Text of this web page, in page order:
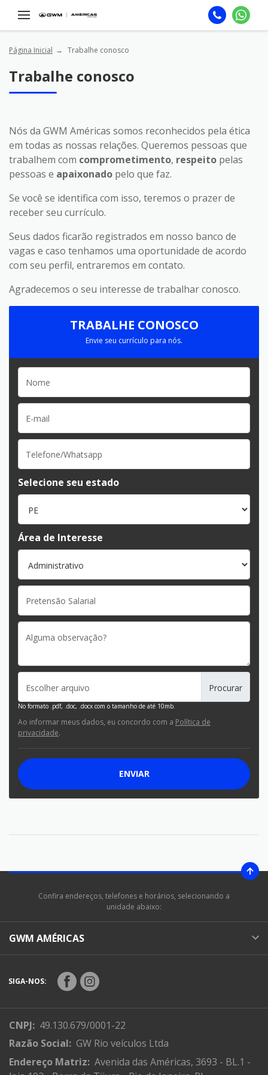
Página Inicial Trabalhe conosco
Trabalhe conosco
Nós da GWM Américas somos reconhecidos pela ética
em todas as nossas relações. Queremos pessoas que
trabalhem com comprometimento, respeito pelas
pessoas e apaixonado pelo que faz.
Se você se identifica com isso, teremos o prazer de
receber seu currículo.
Seus dados ficarão registrados em nosso banco de
vagas e caso tenhamos uma oportunidade de acordo
com seu perfil, entraremos em contato.
Agradecemos o seu interesse de trabalhar conosco.
TRABALHE CONOSCO
Envie seu currículo para nós.
Selecione seu estado
Área de Interesse
Escolher arquivo
No formato .pdf, .doc, .docx com o tamanho de até 10mb.
Ao informar meus dados, eu concordo com a Política de
privacidade.
ENVIAR
Confira endereços, telefones e horários, selecionando a
unidade abaixo:
GWM AMÉRICAS
SIGA-NOS:
CNPJ: 49.130.679/0001-22
Razão Social: GW Rio veículos Ltda
Endereço Matriz: Avenida das Américas, 3693 - BL.1 -